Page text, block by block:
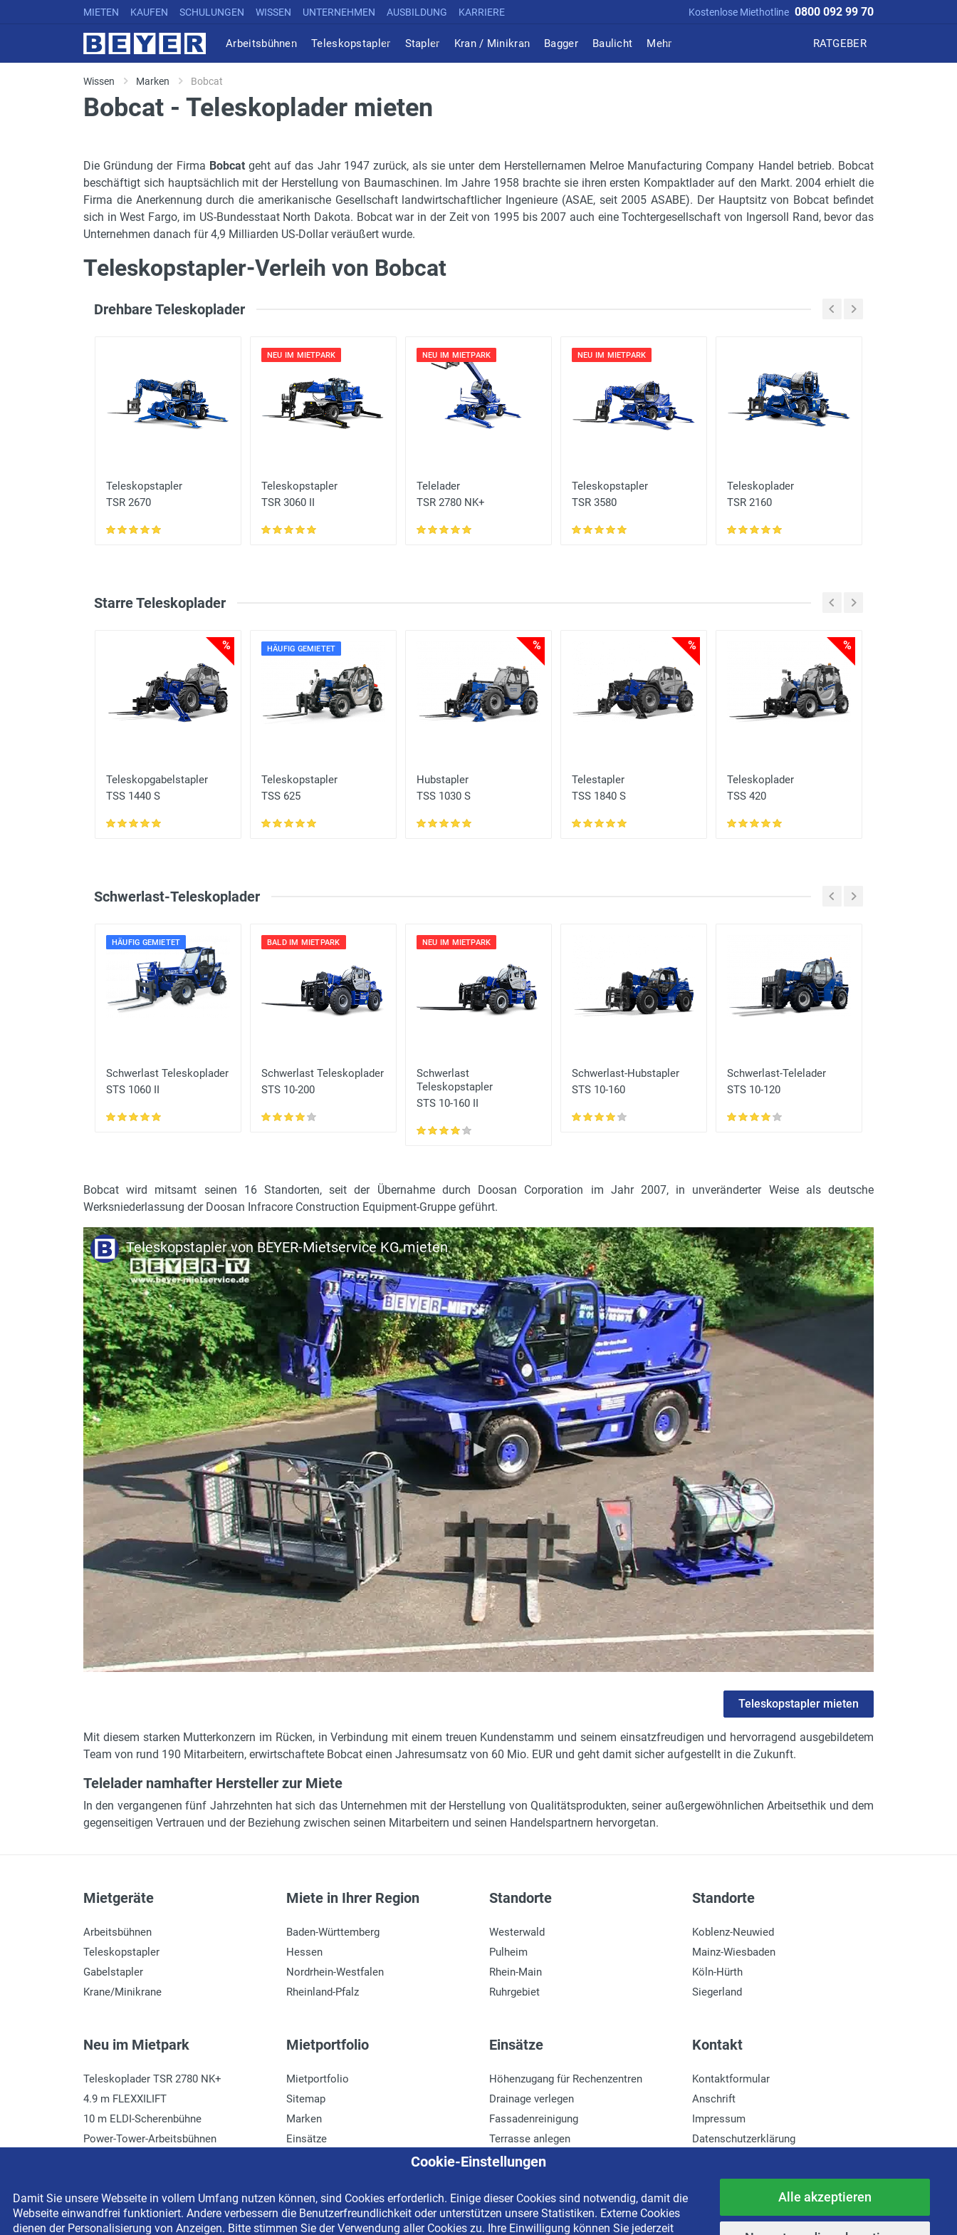
MIETEN KAUFEN SCHULUNGEN WISSEN UNTERNEHMEN AUSBILDUNG KARRIERE Kostenlose Miethotline 0800 092 99 70
Arbeitsbühnen Teleskopstapler Stapler Kran / Minikran Bagger Baulicht Mehr RATGEBER
Wissen Marken Bobcat
Bobcat - Teleskoplader mieten
Die Gründung der Firma Bobcatgeht auf das Jahr 1947 zurück, als sie unter dem Herstellernamen Melroe Manufacturing Company Handel betrieb. Bobcat
beschäftigt sich hauptsächlich mit der Herstellung von Baumaschinen. Im Jahre 1958 brachte sie ihren ersten Kompaktlader auf den Markt. 2004 erhielt die
Firma die Anerkennung durch die amerikanische Gesellschaft landwirtschaftlicher Ingenieure (ASAE, seit 2005 ASABE). Der Hauptsitz von Bobcat befindet
sich in West Fargo, im US-Bundesstaat North Dakota. Bobcat war in der Zeit von 1995 bis 2007 auch eine Tochtergesellschaft von Ingersoll Rand, bevor das
Unternehmen danach für 4,9 Milliarden US-Dollar veräußert wurde.
Teleskopstapler-Verleih von Bobcat
Drehbare Teleskoplader
Teleskopstapler
TSR 2670
NEU IM MIETPARK
Teleskopstapler
TSR 3060 II
NEU IM MIETPARK
Telelader
TSR 2780 NK+
NEU IM MIETPARK
Teleskopstapler
TSR 3580
Teleskoplader
TSR 2160
Starre Teleskoplader
%
Teleskopgabelstapler
TSS 1440 S
HÄUFIG GEMIETET
Teleskopstapler
TSS 625
%
Hubstapler
TSS 1030 S
%
Telestapler
TSS 1840 S
%
Teleskoplader
TSS 420
Schwerlast-Teleskoplader
HÄUFIG GEMIETET
Schwerlast Teleskoplader
STS 1060 II
BALD IM MIETPARK
Schwerlast Teleskoplader
STS 10-200
NEU IM MIETPARK
Schwerlast
Teleskopstapler
STS 10-160 II
Schwerlast-Hubstapler
STS 10-160
Schwerlast-Telelader
STS 10-120
Bobcat wird mitsamt seinen 16 Standorten, seit der Übernahme durch Doosan Corporation im Jahr 2007, in unveränderter Weise als deutsche
Werksniederlassung der Doosan Infracore Construction Equipment-Gruppe geführt.
Teleskopstapler von BEYER-Mietservice KG mieten
Teleskopstapler mieten
Mit diesem starken Mutterkonzern im Rücken, in Verbindung mit einem treuen Kundenstamm und seinem einsatzfreudigen und hervorragend ausgebildetem
Team von rund 190 Mitarbeitern, erwirtschaftete Bobcat einen Jahresumsatz von 60 Mio. EUR und geht damit sicher aufgestellt in die Zukunft.
Telelader namhafter Hersteller zur Miete
In den vergangenen fünf Jahrzehnten hat sich das Unternehmen mit der Herstellung von Qualitätsprodukten, seiner außergewöhnlichen Arbeitsethik und dem
gegenseitigen Vertrauen und der Beziehung zwischen seinen Mitarbeitern und seinen Handelspartnern hervorgetan.
Mietgeräte
Arbeitsbühnen
Teleskopstapler
Gabelstapler
Krane/Minikrane
Miete in Ihrer Region
Baden-Württemberg
Hessen
Nordrhein-Westfalen
Rheinland-Pfalz
Standorte
Westerwald
Pulheim
Rhein-Main
Ruhrgebiet
Standorte
Koblenz-Neuwied
Mainz-Wiesbaden
Köln-Hürth
Siegerland
Neu im Mietpark
Teleskoplader TSR 2780 NK+
4.9 m FLEXXILIFT
10 m ELDI-Scherenbühne
Power-Tower-Arbeitsbühnen
Mietportfolio
Mietportfolio
Sitemap
Marken
Einsätze
Einsätze
Höhenzugang für Rechenzentren
Drainage verlegen
Fassadenreinigung
Terrasse anlegen
Ladenbau
Kontakt
Kontaktformular
Anschrift
Impressum
Datenschutzerklärung
Copyright © 2026 BEYER-Mietservice KG All rights reserved | Kostenlose Miethotline 0800 092 99 70
Cookie-Einstellungen
Damit Sie unsere Webseite in vollem Umfang nutzen können, sind Cookies erforderlich. Einige dieser Cookies sind notwendig, damit die
Webseite einwandfrei funktioniert. Andere verbessern die Benutzerfreundlichkeit oder unterstützen unsere Statistiken. Externe Cookies
dienen der Personalisierung von Anzeigen. Bitte stimmen Sie der Verwendung aller Cookies zu. Ihre Einwilligung können Sie jederzeit
Alle akzeptieren